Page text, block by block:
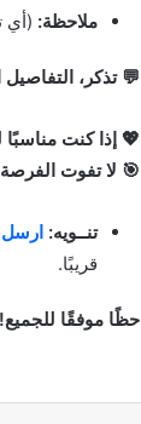
ملاحظة: (أي
💬 تذكر،
💖 إذا كنت
🎯 لا تفوت
تنــويه: ارسل
قريبًا.
حظًا موفقًا للجميع!